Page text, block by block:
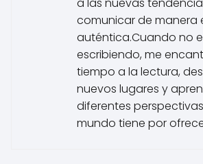
a las nuevas
comunicar de manera
auténtica.Cuando no
escribiendo, me
tiempo a la lectura,
nuevos lugares y
diferentes
mundo tiene por